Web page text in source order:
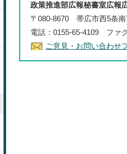
政策推進部広報秘書室広報
〒080-8670 帯広市西5条南
電話：0155-65-4109 ファ
ご意見・お問い合わせ